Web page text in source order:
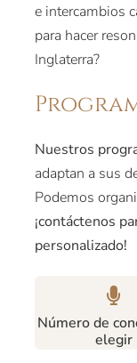
e intercambios
para hacer
Inglaterra?
Nuestros
adaptan a sus
Podemos
¡contáctenos
personalizado!
Número de
elegir